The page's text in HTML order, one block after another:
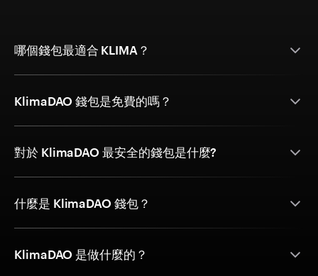
哪個錢包最適合 KLIMA？
KlimaDAO 錢包是免費的嗎？
對於 KlimaDAO 最安全的錢包是什麼?
什麼是 KlimaDAO 錢包？
KlimaDAO 是做什麼的？